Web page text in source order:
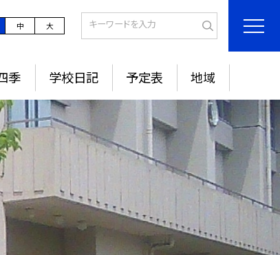
中 大
季 学校日記 予定表 地域